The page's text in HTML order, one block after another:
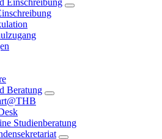
Einschreibung
Beratung
Studienberatung